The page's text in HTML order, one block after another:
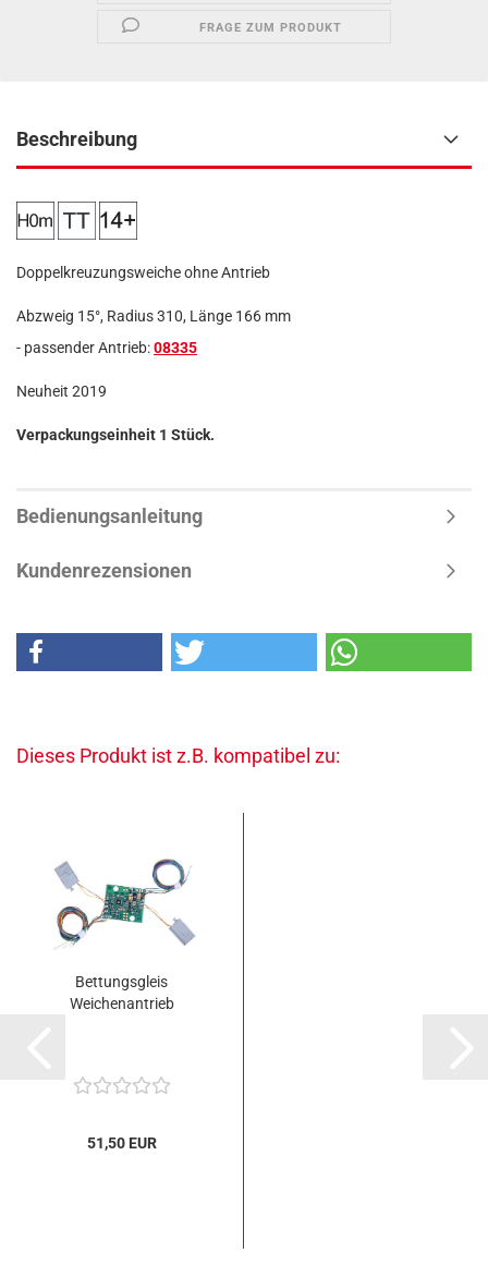
FRAGE ZUM PRODUKT
Beschreibung
Doppelkreuzungsweiche ohne Antrieb
Abzweig 15°, Radius 310, Länge 166 mm
- passender Antrieb:08335
Neuheit 2019
Verpackungseinheit 1 Stück.
Bedienungsanleitung
Kundenrezensionen
Dieses Produkt ist z.B. kompatibel zu:
Bettungsgleis
Weichenantrieb
51,50 EUR